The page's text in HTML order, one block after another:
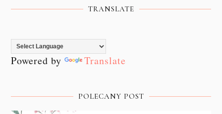
TRANSLATE
Powered by Translate
POLECANY POST